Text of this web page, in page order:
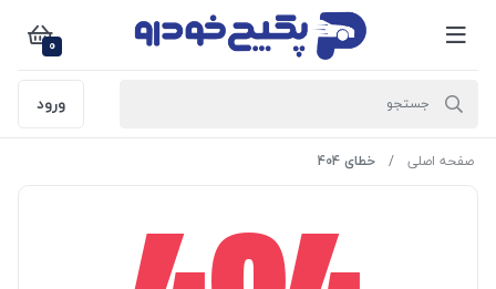
0
ورود
صفحه اصلی خطای 404